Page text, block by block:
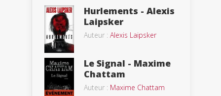
Hurlements - Alexis
Laipsker
Auteur : Alexis Laipsker
Le Signal - Maxime
Chattam
Auteur : Maxime Chattam